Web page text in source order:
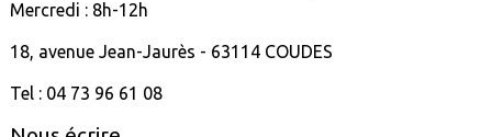
Mercredi : 8h-12h
18, avenue Jean-Jaurès - 63114 COUDES
Tel : 04 73 96 61 08